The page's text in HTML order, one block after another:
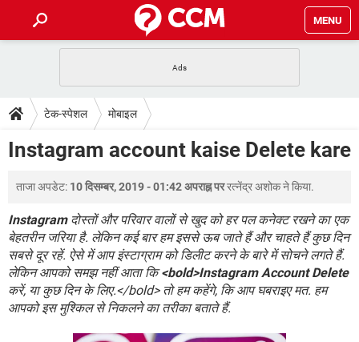
MENU
फोन पर अकाउंट बैलेंस चेक
WhatsApp Hack हो गया? Lucky Patcher यूज करें
टेक-स्पेशल
2020 के फ्री एंटीवायरस
बेस्ट फ्री ऑनलाइन गेम्स
डाउनलोड
FORUM
TikTok Account Freeze हो गया JioPhone में TikTok डाउनलोड
SBI बैंक अकाउंट नंबर पता करें
एनसाइक्लोपीडिया
केबल और कनेक्टर्स कंप्यूटर बस
सीरियल और पैरलल पोर्ट
टेक-स्पेशल मोबाइल
Instagram account kaise Delete kare
ताजा अपडेट: 10 दिसम्बर, 2019 - 01:42 अपराह्न पररत्नेंद्र अशोकने किया.
Instagramदोस्तों और परिवार वालों से खुद को हर पल कनेक्ट रखने का एक
बेहतरीन जरिया है. लेकिन कई बार हम इससे ऊब जाते हैं और चाहते हैं कुछ दिन
सबसे दूर रहें. ऐसे में आप इंस्टाग्राम को डिलीट करने के बारे में सोचने लगते हैं.
लेकिन आपको समझ नहीं आता कि<bold>Instagram Account Delete
करें, या कुछ दिन के लिए.</bold> तो हम कहेंगे, कि आप घबराइए मत. हम
आपको इस मुश्किल से निकलने का तरीका बताते हैं.